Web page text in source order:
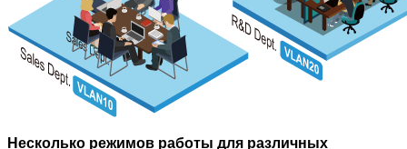
Несколько режимов работы для различных